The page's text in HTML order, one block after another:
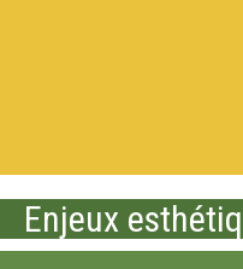
Enjeux